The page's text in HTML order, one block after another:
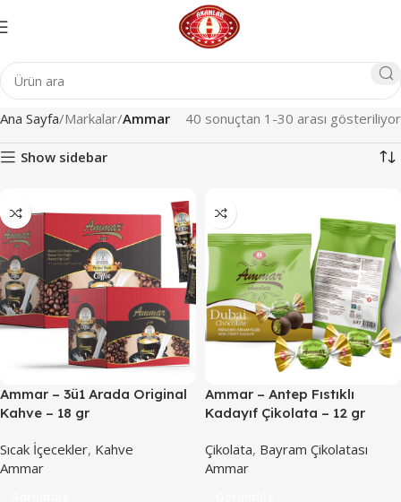
Ana Sayfa Markalar Ammar 40 sonuçtan 1-30 arası gösteriliyor
Show sidebar
Ammar – 3ü1 Arada Original
Kahve – 18 gr
Sıcak İçecekler, Kahve
Ammar
Ammar – Antep Fıstıklı
Kadayıf Çikolata – 12 gr
Çikolata, Bayram Çikolatası
Ammar